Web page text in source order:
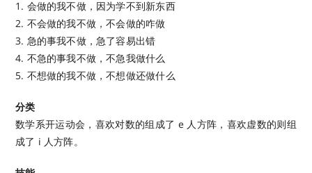
1. 会做的我不做，因为学不到新东西
2. 不会做的我不做，不会做的咋做
3. 急的事我不做，急了容易出错
4. 不急的事我不做，不急我做什么
5. 不想做的我不做，不想做还做什么
分类
数学系开运动会，喜欢对数的组成了 e 人方阵，喜欢虚数的则组
成了 i 人方阵。